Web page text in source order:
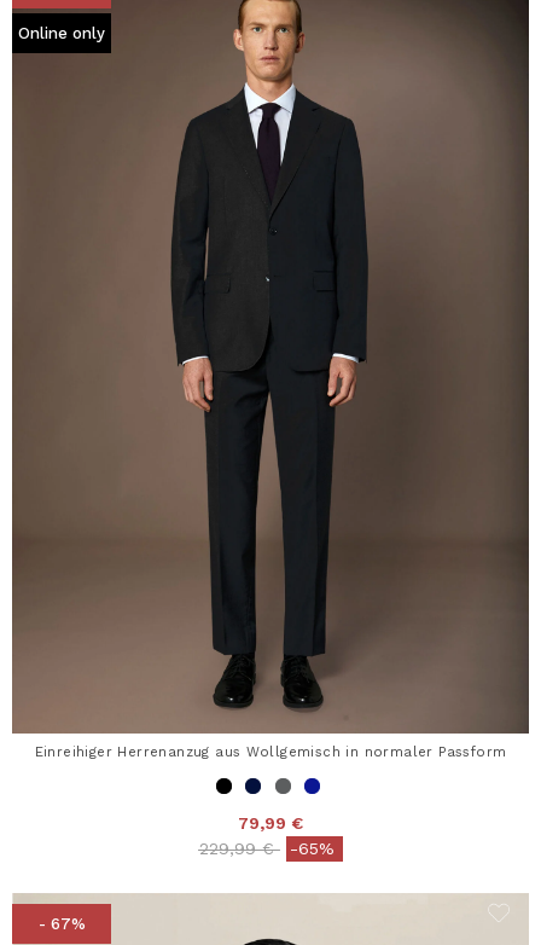
Online only
Einreihiger Herrenanzug aus Wollgemisch in normaler Passform
79,99 €
Price reduced from
229,99 €to-65%
- 67%